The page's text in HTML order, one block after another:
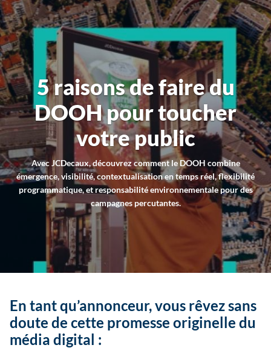
5 raisons de faire du
DOOH pour toucher
votre public
Avec JCDecaux, découvrez comment le DOOH combine
émergence, visibilité, contextualisation en temps réel, flexibilité
programmatique, et responsabilité environnementale pour des
campagnes percutantes.
En tant qu’annonceur, vous rêvez sans
doute de cette promesse originelle du
média digital :